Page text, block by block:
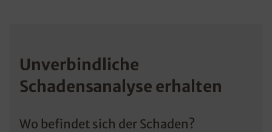
Unverbindliche
Schadensanalyse erhalten
Wo befindet sich der Schaden?